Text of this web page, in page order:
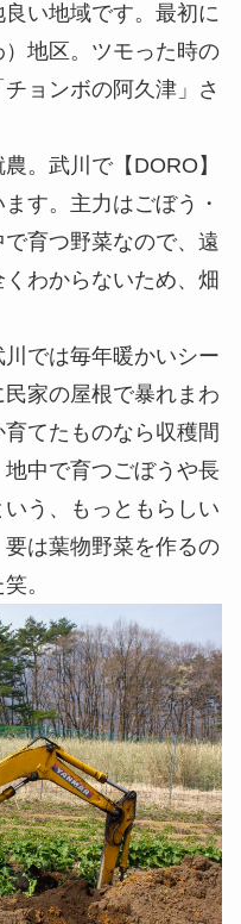
い地域です。最初に
地区。ツモった時の
ョンボの阿久津」さ
。武川で【DORO】
す。主力はごぼう・
育つ野菜なので、遠
わからないため、畑
では毎年暖かいシー
家の屋根で暴れまわ
てたものなら収穫間
中で育つごぼうや長
う、もっともらしい
は葉物野菜を作るの
。